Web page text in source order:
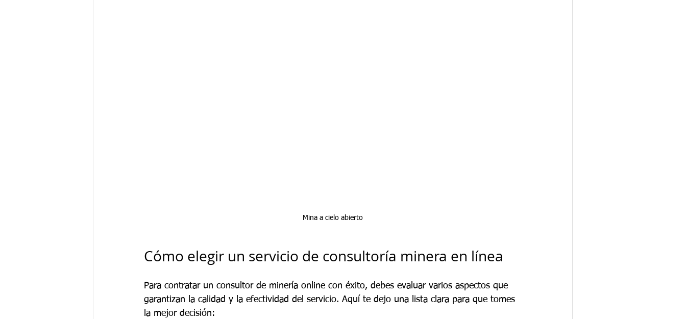
Mina a cielo abierto
Cómo elegir un servicio de consultoría minera en línea
Para contratar un consultor de minería online con éxito, debes evaluar varios aspectos que
garantizan la calidad y la efectividad del servicio. Aquí te dejo una lista clara para que tomes
la mejor decisión: